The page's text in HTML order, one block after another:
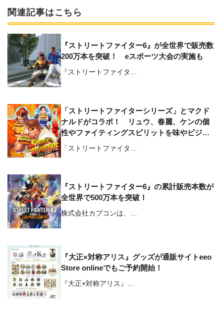
関連記事はこちら
『ストリートファイター6』が全世界で販売数
200万本を突破！ eスポーツ大会の実施も
『ストリートファイタ…
「ストリートファイターシリーズ」とマクド
ナルドがコラボ！ リュウ、春麗、ケンの個
性やファイティングスピリットを味やビジュ
アルで表現したバーガーが登場
「ストリートファイタ…
『ストリートファイター6』の累計販売本数が
全世界で500万本を突破！
株式会社カプコンは、…
『大正×対称アリス』グッズが通販サイトeeo
Store onlineでもご予約開始！
『大正×対称アリス』…